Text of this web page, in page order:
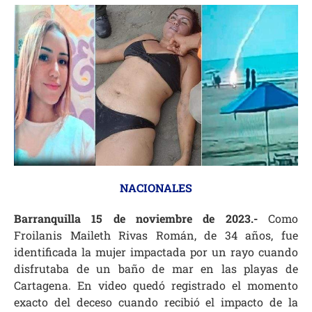
NACIONALES
Barranquilla 15 de noviembre de 2023.-Como
Froilanis Maileth Rivas Román, de 34 años, fue
identificada la mujer impactada por un rayo cuando
disfrutaba de un baño de mar en las playas de
Cartagena. En video quedó registrado el momento
exacto del deceso cuando recibió el impacto de la